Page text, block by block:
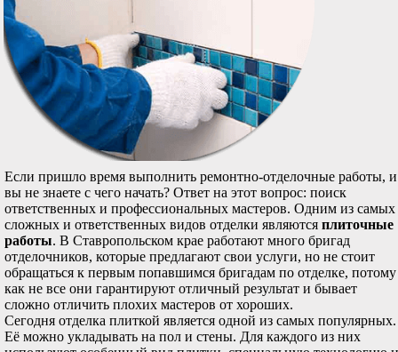
Если пришло время выполнить ремонтно-отделочные работы, и
вы не знаете с чего начать? Ответ на этот вопрос: поиск
ответственных и профессиональных мастеров. Одним из самых
сложных и ответственных видов отделки являются плиточные
работы. В Ставропольском крае работают много бригад
отделочников, которые предлагают свои услуги, но не стоит
обращаться к первым попавшимся бригадам по отделке, потому
как не все они гарантируют отличный результат и бывает
сложно отличить плохих мастеров от хороших.
Сегодня отделка плиткой является одной из самых популярных.
Её можно укладывать на пол и стены. Для каждого из них